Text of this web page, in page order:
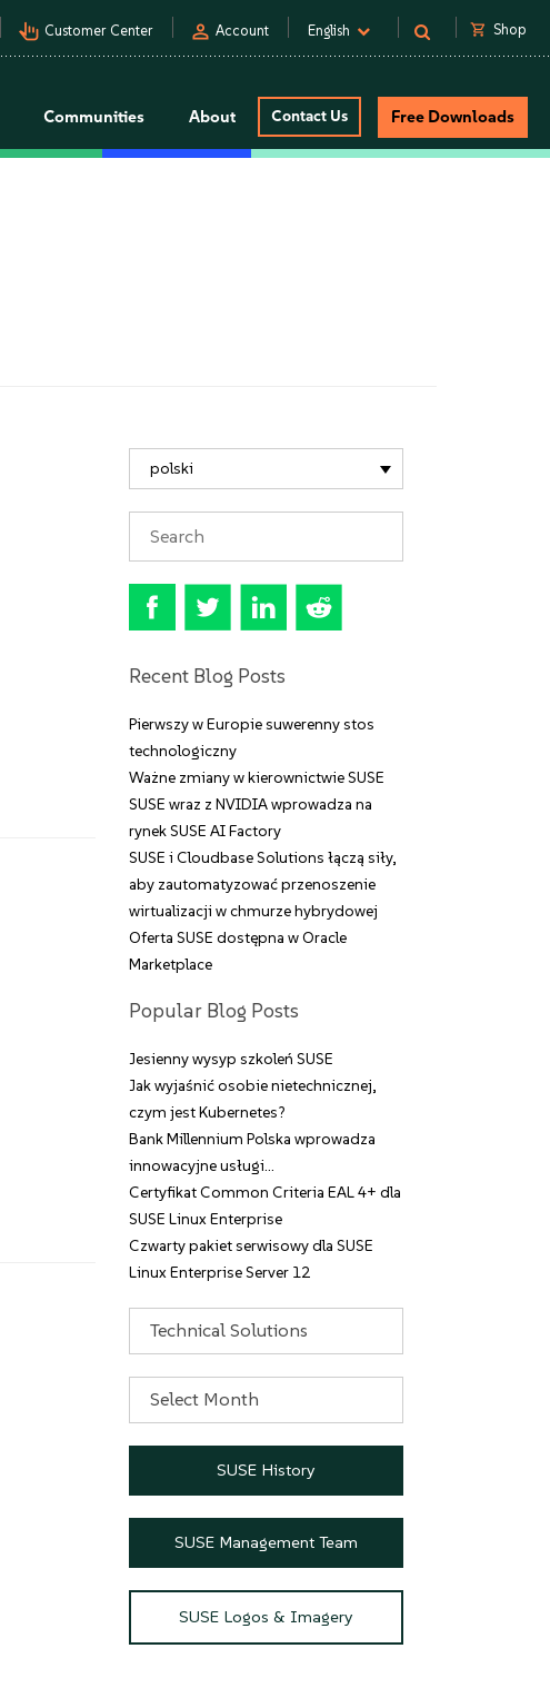
pan_tool_alt Customer Center person Account English shopping_cart Shop
Communities About Contact Us Free Downloads
polski
Recent Blog Posts
Pierwszy w Europie suwerenny stos
technologiczny
Ważne zmiany w kierownictwie SUSE
SUSE wraz z NVIDIA wprowadza na
rynek SUSE AI Factory
SUSE i Cloudbase Solutions łączą siły,
aby zautomatyzować przenoszenie
wirtualizacji w chmurze hybrydowej
Oferta SUSE dostępna w Oracle
Marketplace
Popular Blog Posts
Jesienny wysyp szkoleń SUSE
Jak wyjaśnić osobie nietechnicznej,
czym jest Kubernetes?
Bank Millennium Polska wprowadza
innowacyjne usługi…
Certyfikat Common Criteria EAL 4+ dla
SUSE Linux Enterprise
Czwarty pakiet serwisowy dla SUSE
Linux Enterprise Server 12
SUSE History
SUSE Management Team
SUSE Logos & Imagery